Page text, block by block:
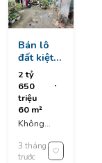
Bán lô
đất kiệt
tô hiệu
giá thấp
nhất khu
vực
2 tỷ
650
triệu
60 m²
Không
chỉ
3 tháng
trước